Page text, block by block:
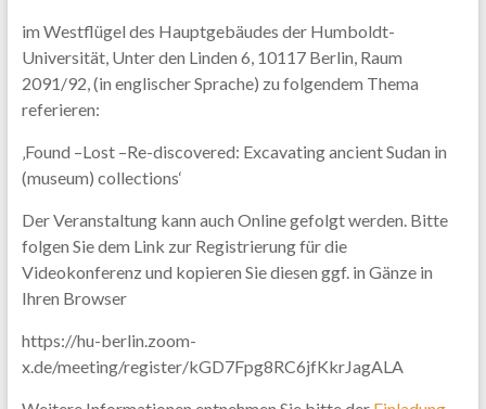
im Westflügel des Hauptgebäudes der Humboldt-
Universität, Unter den Linden 6, 10117 Berlin, Raum
2091/92, (in englischer Sprache) zu folgendem Thema
referieren:
‚Found –Lost –Re-discovered: Excavating ancient Sudan in
(museum) collections‘
Der Veranstaltung kann auch Online gefolgt werden. Bitte
folgen Sie dem Link zur Registrierung für die
Videokonferenz und kopieren Sie diesen ggf. in Gänze in
Ihren Browser
https://hu-berlin.zoom-
x.de/meeting/register/kGD7Fpg8RC6jfKkrJagALA